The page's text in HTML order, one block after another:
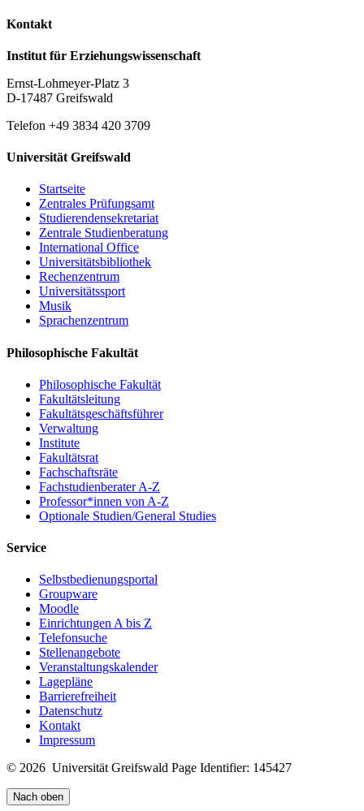
Kontakt
Institut für Erziehungswissenschaft
Ernst-Lohmeyer-Platz 3
D-17487 Greifswald
Telefon +49 3834 420 3709
Universität Greifswald
Startseite
Zentrales Prüfungsamt
Studierendensekretariat
Zentrale Studienberatung
International Office
Universitätsbibliothek
Rechenzentrum
Universitätssport
Musik
Sprachenzentrum
Philosophische Fakultät
Philosophische Fakultät
Fakultätsleitung
Fakultätsgeschäftsführer
Verwaltung
Institute
Fakultätsrat
Fachschaftsräte
Fachstudienberater A-Z
Professor*innen von A-Z
Optionale Studien/General Studies
Service
Selbstbedienungsportal
Groupware
Moodle
Einrichtungen A bis Z
Telefonsuche
Stellenangebote
Veranstaltungskalender
Lagepläne
Barrierefreiheit
Datenschutz
Kontakt
Impressum
© 2026 Universität Greifswald Page Identifier: 145427
Nach oben